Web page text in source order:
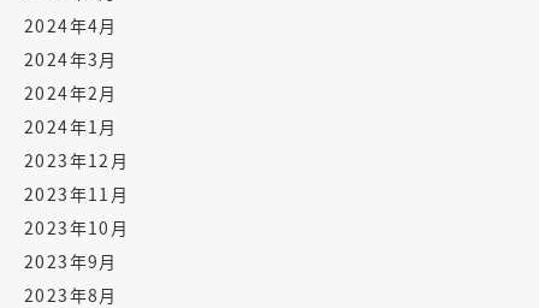
2024年4月
2024年3月
2024年2月
2024年1月
2023年12月
2023年11月
2023年10月
2023年9月
2023年8月